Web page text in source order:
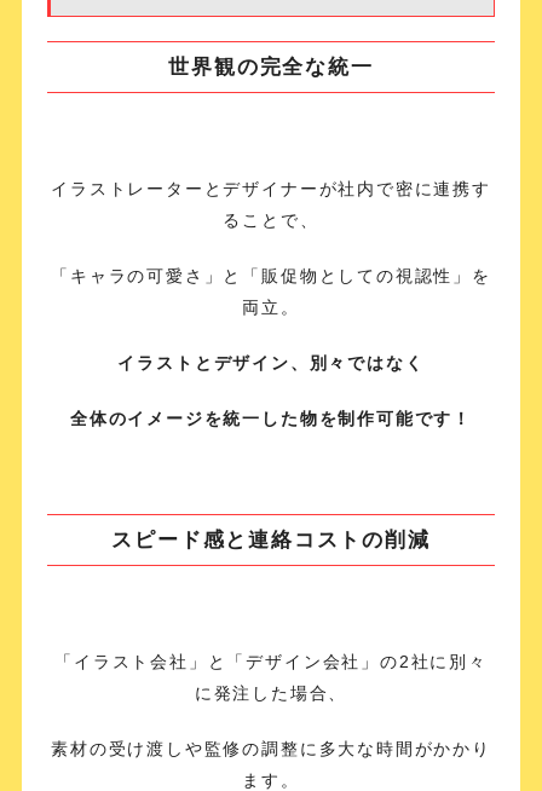
世界観の完全な統一
イラストレーターとデザイナーが社内で密に連携す
ることで、
「キャラの可愛さ」と「販促物としての視認性」を
両立。
イラストとデザイン、別々ではなく
全体のイメージを統一した物を制作可能です！
スピード感と連絡コストの削減
「イラスト会社」と「デザイン会社」の2社に別々
に発注した場合、
素材の受け渡しや監修の調整に多大な時間がかかり
ます。